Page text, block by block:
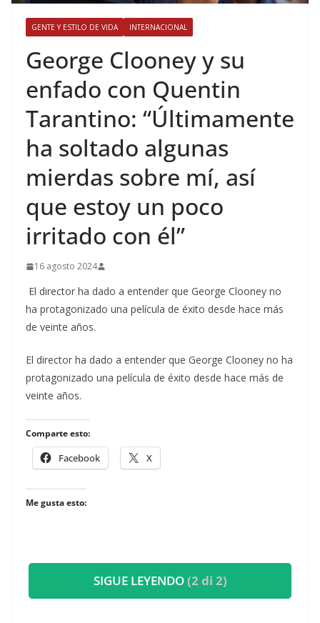
GENTE Y ESTILO DE VIDA INTERNACIONAL
​George Clooney y su
enfado con Quentin
Tarantino: “Últimamente
ha soltado algunas
mierdas sobre mí, así
que estoy un poco
irritado con él”
16 agosto 2024
El director ha dado a entender que George Clooney no
ha protagonizado una película de éxito desde hace más
de veinte años.
​El director ha dado a entender que George Clooney no ha
protagonizado una película de éxito desde hace más de
veinte años.
Comparte esto:
Facebook X
Me gusta esto:
SIGUE LEYENDO(2 di 2)